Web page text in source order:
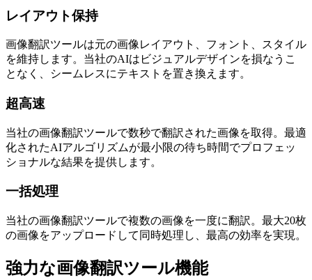
レイアウト保持
画像翻訳ツールは元の画像レイアウト、フォント、スタイル
を維持します。当社のAIはビジュアルデザインを損なうこ
となく、シームレスにテキストを置き換えます。
超高速
当社の画像翻訳ツールで数秒で翻訳された画像を取得。最適
化されたAIアルゴリズムが最小限の待ち時間でプロフェッ
ショナルな結果を提供します。
一括処理
当社の画像翻訳ツールで複数の画像を一度に翻訳。最大20枚
の画像をアップロードして同時処理し、最高の効率を実現。
強力な画像翻訳ツール機能